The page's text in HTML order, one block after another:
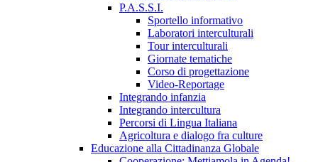
P.A.S.S.I.
Sportello informativo
Laboratori interculturali
Tour interculturali
Giornate tematiche
Corso di progettazione
Video-Reportage
Integrando infanzia
Integrando intercultura
Percorsi di Lingua Italiana
Agricoltura e dialogo fra culture
Educazione alla Cittadinanza Globale